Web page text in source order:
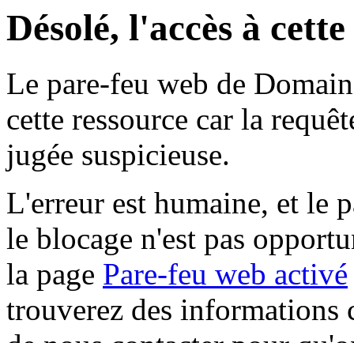
Désolé, l'accès à
Le pare-feu web de
cette ressource car la
jugée suspicieuse.
L'erreur est humaine, et le
le blocage n'est pas
la page Pare-feu web activé
trouverez des informations